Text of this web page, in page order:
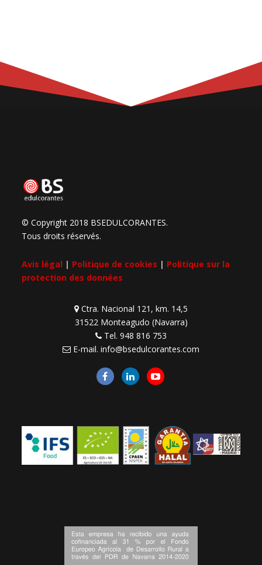
© Copyright 2018 BSEDULCORANTES.
Tous droits réservés.
Avis légal | Politique de cookies | Politique sur la
protection des données
Ctra. Nacional 121, km. 14,5
31522 Monteagudo (Navarra)
Tel. 948 816 753
E-mail. info@bsedulcorantes.com